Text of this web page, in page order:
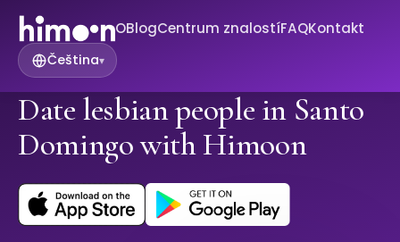
OBlogCentrum znalostíFAQKontakt
Čeština▾
Date lesbian people in Santo
Domingo with Himoon